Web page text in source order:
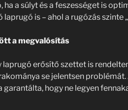
ha a súlyt és a feszességet is
is – ahol a rugózás szinte
a megvalósítás
laprugó erősítő szettet is
se jelentsen
garantálta, hogy ne legyen